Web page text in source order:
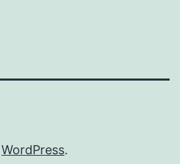
WordPress.